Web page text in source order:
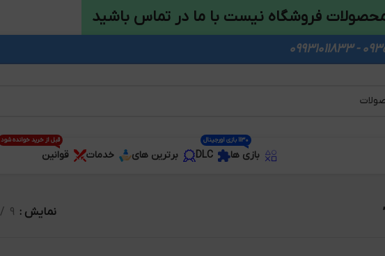
بازی ها
1130 بازی اورجینال
DLC برترین های خدمات قوانین
قبل از خرید خوانده شود
نمایش 9
فروشگاه نیست با ما در تماس باشید